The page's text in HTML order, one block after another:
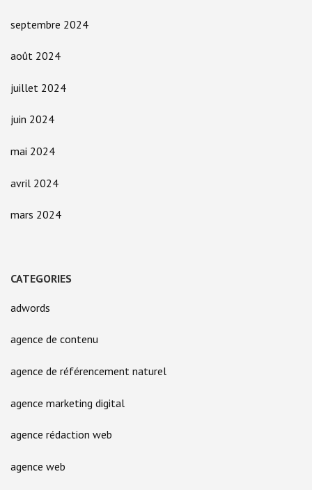
septembre 2024
août 2024
juillet 2024
juin 2024
mai 2024
avril 2024
mars 2024
CATEGORIES
adwords
agence de contenu
agence de référencement naturel
agence marketing digital
agence rédaction web
agence web